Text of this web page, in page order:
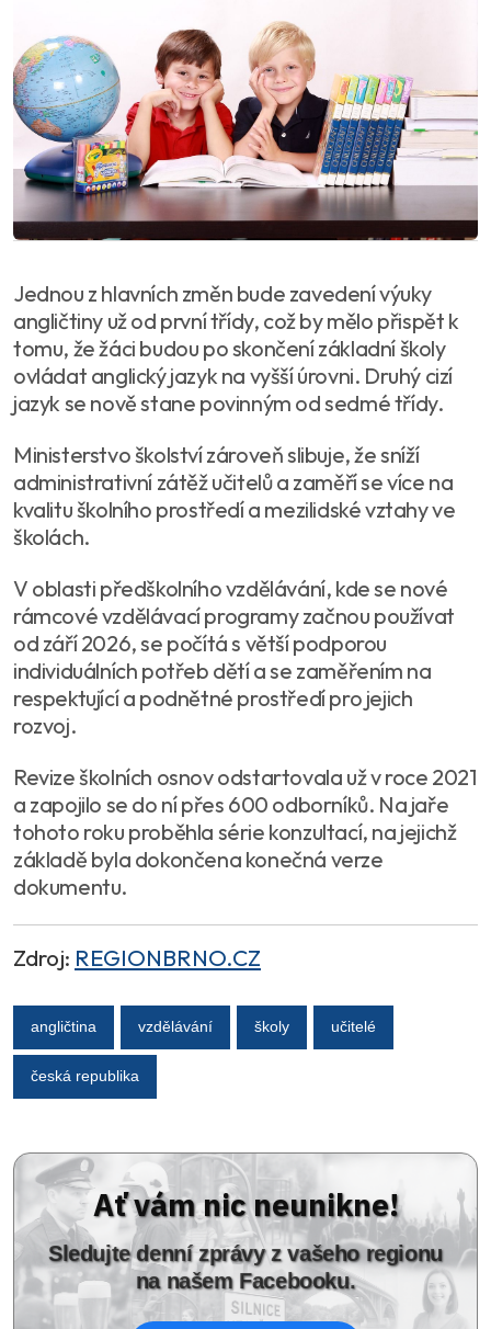
Jednou z hlavních změn bude zavedení výuky
angličtiny už od první třídy, což by mělo přispět k
tomu, že žáci budou po skončení základní školy
ovládat anglický jazyk na vyšší úrovni. Druhý cizí
jazyk se nově stane povinným od sedmé třídy.
Ministerstvo školství zároveň slibuje, že sníží
administrativní zátěž učitelů a zaměří se více na
kvalitu školního prostředí a mezilidské vztahy ve
školách.
V oblasti předškolního vzdělávání, kde se nové
rámcové vzdělávací programy začnou používat
od září 2026, se počítá s větší podporou
individuálních potřeb dětí a se zaměřením na
respektující a podnětné prostředí pro jejich
rozvoj.
Revize školních osnov odstartovala už v roce 2021
a zapojilo se do ní přes 600 odborníků. Na jaře
tohoto roku proběhla série konzultací, na jejichž
základě byla dokončena konečná verze
dokumentu.
Zdroj: REGIONBRNO.CZ
angličtina vzdělávání školy učitelé
česká republika
Ať vám nic neunikne!
Sledujte denní zprávy z vašeho regionu
na našem Facebooku.